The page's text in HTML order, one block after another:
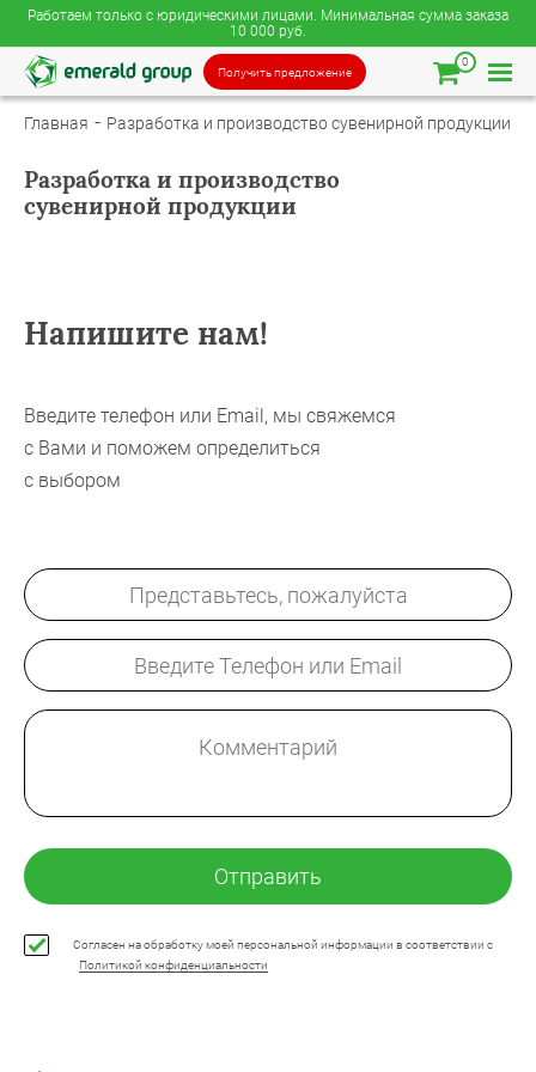
Работаем только с юридическими лицами. Минимальная сумма заказа
10 000 руб.
Получить предложение
0
Главная Разработка и производство сувенирной продукции
Разработка и производство
сувенирной продукции
Напишите нам!
Введите телефон или Email, мы свяжемся
с Вами и поможем определиться
с выбором
Отправить
Согласен на обработку моей персональной информации в соответствии с
Политикой конфиденциальности